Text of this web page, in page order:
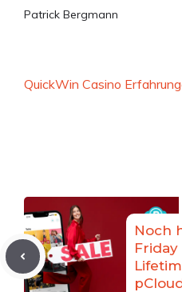
Patrick Bergmann
QuickWin Casino
Noch
Friday